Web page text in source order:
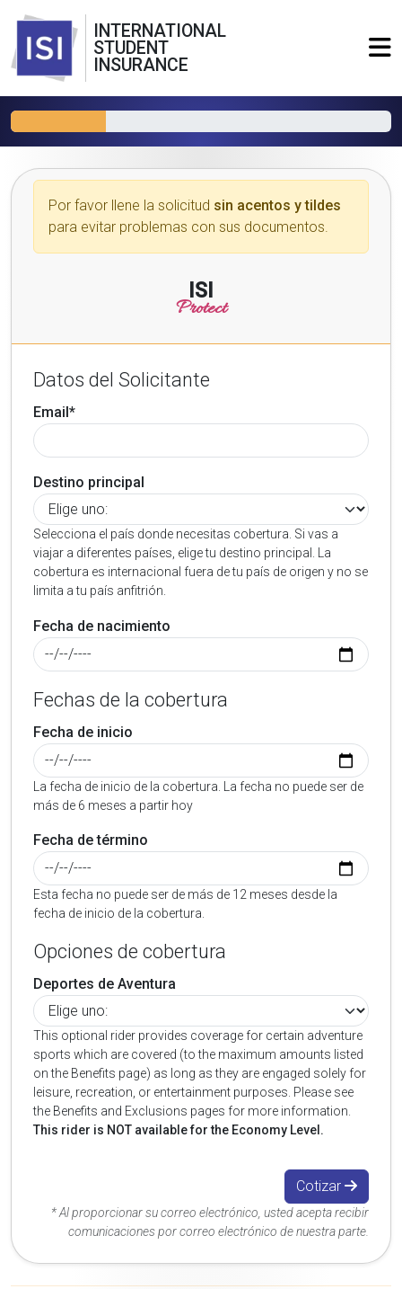
INTERNATIONAL
STUDENT
INSURANCE
Por favor llene la solicitud sin acentos y tildes
para evitar problemas con sus documentos.
ISI
Protect
Datos del Solicitante
Email*
Destino principal
Selecciona el país donde necesitas cobertura. Si vas a
viajar a diferentes países, elige tu destino principal. La
cobertura es internacional fuera de tu país de origen y no se
limita a tu país anfitrión.
Fecha de nacimiento
Fechas de la cobertura
Fecha de inicio
La fecha de inicio de la cobertura. La fecha no puede ser de
más de 6 meses a partir hoy
Fecha de término
Esta fecha no puede ser de más de 12 meses desde la
fecha de inicio de la cobertura.
Opciones de cobertura
Deportes de Aventura
This optional rider provides coverage for certain adventure
sports which are covered (to the maximum amounts listed
on the Benefits page) as long as they are engaged solely for
leisure, recreation, or entertainment purposes. Please see
the Benefits and Exclusions pages for more information.
This rider is NOT available for the Economy Level.
Cotizar
* Al proporcionar su correo electrónico, usted acepta recibir
comunicaciones por correo electrónico de nuestra parte.